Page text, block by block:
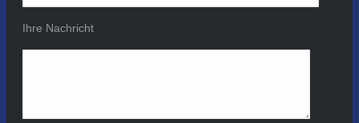
Ihre Nachricht